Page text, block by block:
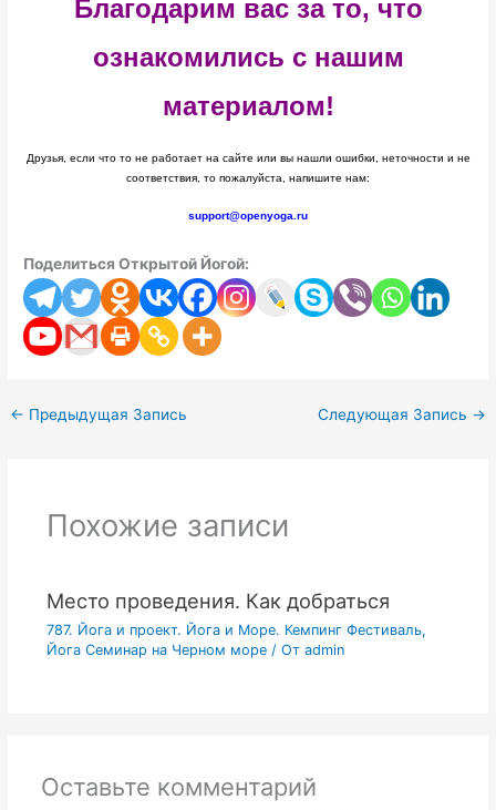
Благодарим вас за то, что
ознакомились с нашим
материалом!
Друзья, если что то не работает на сайте или вы нашли ошибки, неточности и не
соответствия, то пожалуйста, напишите нам:
support@openyoga.ru
Поделиться Открытой Йогой:
← Предыдущая Запись Следующая Запись →
Похожие записи
Место проведения. Как добраться
787. Йога и проект. Йога и Море. Кемпинг Фестиваль,
Йога Семинар на Черном море/ От admin
Оставьте комментарий